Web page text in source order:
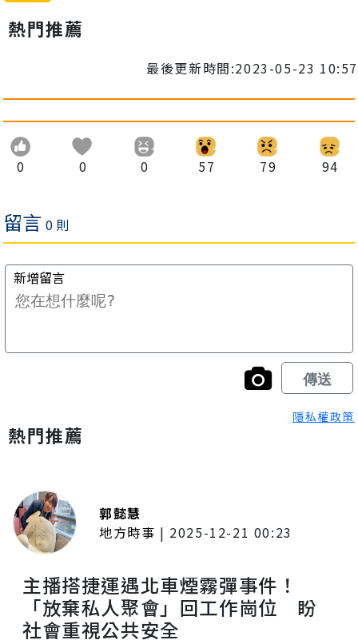
熱門推薦
最後更新時間:2023-05-23 10:57
0 0 0 57 79 94
隱私權政策
熱門推薦
郭懿慧
地方時事 | 2025-12-21 00:23
主播搭捷運遇北車煙霧彈事件！
「放棄私人聚會」回工作崗位 盼
社會重視公共安全